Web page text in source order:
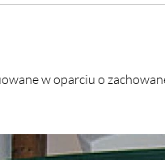
w oparciu o